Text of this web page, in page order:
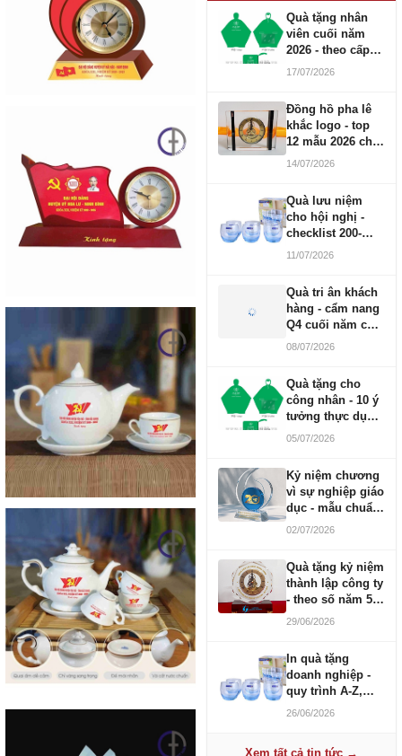
Quà tặng nhân
viên cuối năm
2026 - theo cấp
bậc CBNV
17/07/2026
Đồng hồ pha lê
khắc logo - top
12 mẫu 2026 cho
doanh nghiệp
14/07/2026
Quà lưu niệm
cho hội nghị -
checklist 200-
1000 người
11/07/2026
Quà tri ân khách
hàng - cẩm nang
Q4 cuối năm cho
doanh nghiệp
08/07/2026
Quà tặng cho
công nhân - 10 ý
tưởng thực dụng
ngân sách 100-
05/07/2026
Kỷ niệm chương
vì sự nghiệp giáo
dục - mẫu chuẩn
2026
02/07/2026
Quà tặng kỷ niệm
thành lập công ty
- theo số năm 5,
10, 20, 30, 50
29/06/2026
In quà tặng
doanh nghiệp -
quy trình A-Z,
báo giá và thời
26/06/2026
Xem tất cả tin tức →